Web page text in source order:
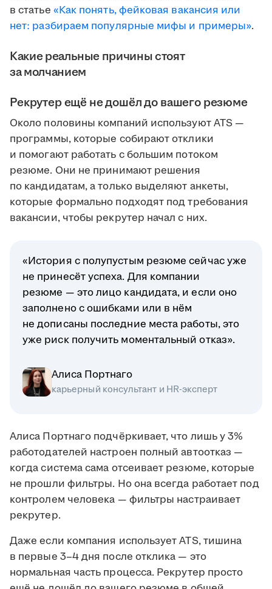
в статье «Как понять, фейковая вакансия или
нет: разбираем популярные мифы и примеры».
Какие реальные причины стоят
за молчанием
Рекрутер ещё не дошёл до вашего резюме
Около половины компаний используют ATS —
программы, которые собирают отклики
и помогают работать с большим потоком
резюме. Они не принимают решения
по кандидатам, а только выделяют анкеты,
которые формально подходят под требования
вакансии, чтобы рекрутер начал с них.
«История с полупустым резюме сейчас уже
не принесёт успеха. Для компании
резюме — это лицо кандидата, и если оно
заполнено с ошибками или в нём
не дописаны последние места работы, это
уже риск получить моментальный отказ».
Алиса Портнаго
карьерный консультант и HR-эксперт
Алиса Портнаго подчёркивает, что лишь у 3%
работодателей настроен полный автоотказ —
когда система сама отсеивает резюме, которые
не прошли фильтры. Но она всегда работает под
контролем человека — фильтры настраивает
рекрутер.
Даже если компания использует ATS, тишина
в первые 3–4 дня после отклика — это
нормальная часть процесса. Рекрутер просто